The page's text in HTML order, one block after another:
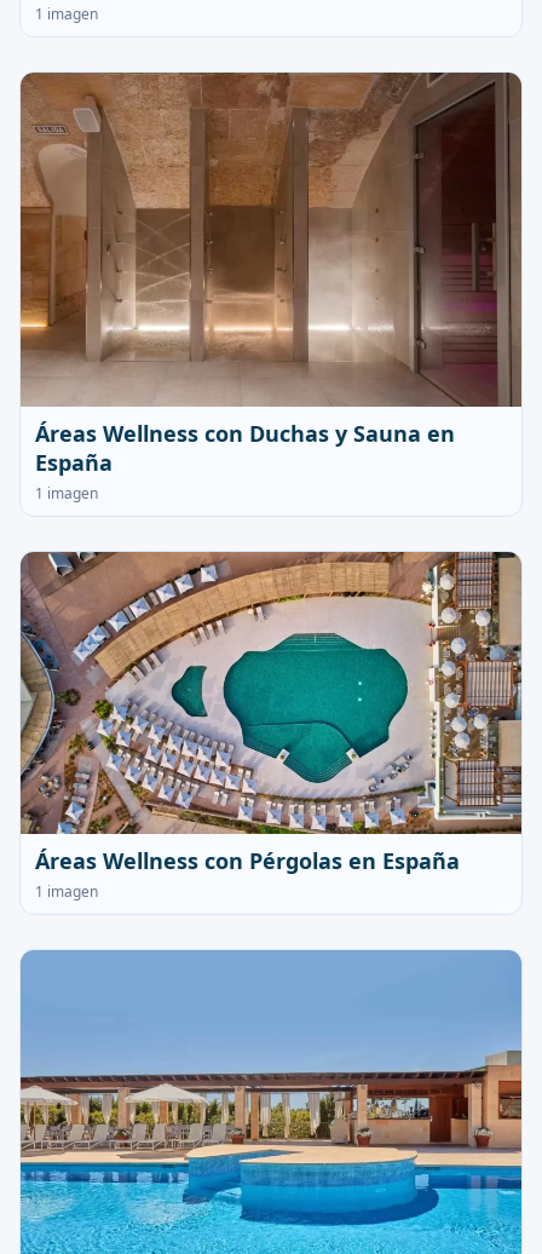
1 imagen
Áreas Wellness con Duchas y Sauna en
España
1 imagen
Áreas Wellness con Pérgolas en España
1 imagen